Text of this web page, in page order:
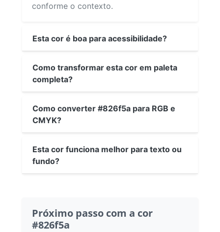
conforme o contexto.
Esta cor é boa para acessibilidade?
Como transformar esta cor em paleta
completa?
Como converter #826f5a para RGB e
CMYK?
Esta cor funciona melhor para texto ou
fundo?
Próximo passo com a cor
#826f5a